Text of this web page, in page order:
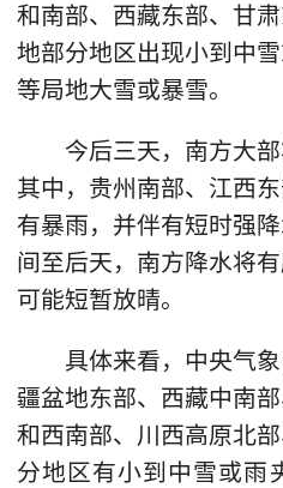
和南部、西藏东部、甘
地部分地区出现小到中
等局地大雪或暴雪。
今后三天，南方大部
其中，贵州南部、江西
有暴雨，并伴有短时强
间至后天，南方降水将
可能短暂放晴。
具体来看，中央气象
疆盆地东部、西藏中南
和西南部、川西高原北
分地区有小到中雪或雨